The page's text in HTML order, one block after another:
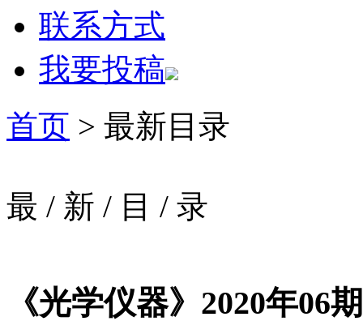
联系方式
我要投稿
首页 > 最新目录
最 / 新 / 目 / 录
《光学仪器》2020年06期